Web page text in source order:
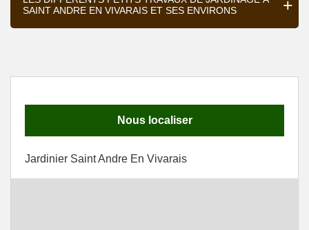
SAINT ANDRE EN VIVARAIS ET SES ENVIRONS
Nous localiser
Jardinier Saint Andre En Vivarais